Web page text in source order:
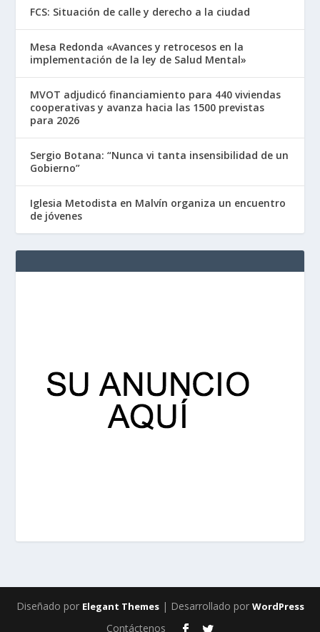
FCS: Situación de calle y derecho a la ciudad
Mesa Redonda «Avances y retrocesos en la
implementación de la ley de Salud Mental»
MVOT adjudicó financiamiento para 440 viviendas
cooperativas y avanza hacia las 1500 previstas
para 2026
Sergio Botana: “Nunca vi tanta insensibilidad de un
Gobierno”
Iglesia Metodista en Malvín organiza un encuentro
de jóvenes
Diseñado por Elegant Themes| Desarrollado por WordPress
Contáctenos